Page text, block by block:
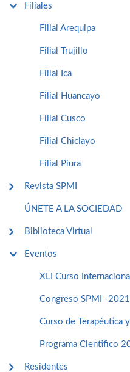
Filiales
Filial Arequipa
Filial Trujillo
Filial Ica
Filial Huancayo
Filial Cusco
Filial Chiclayo
Filial Piura
Revista SPMI
ÚNETE A LA SOCIEDAD
Biblioteca Virtual
Eventos
XLI Curso
Congreso SPMI -2021
Curso de Terapéutica
Programa Cientifico
Residentes